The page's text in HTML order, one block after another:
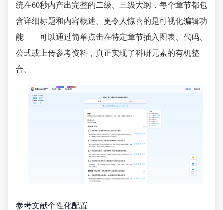
统在60秒内产出完整的二级、三级大纲，每个章节都包
含详细标题和内容概述。更令人惊喜的是可视化编辑功
能——可以通过简单点击在特定章节插入图表、代码、
公式或上传参考资料，真正实现了科研元素的有机整
合。
参考文献个性化配置